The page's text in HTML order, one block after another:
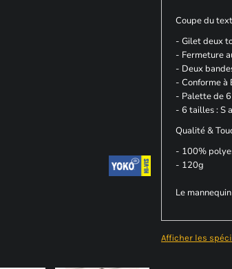
Coupe du
- Gilet deux
- Fermeture
- Deux
- Conforme à
- Palette de
- 6 tailles : S
Qualité &
- 100%
- 120g
Le
Afficher les